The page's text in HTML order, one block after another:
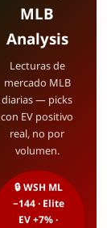
MLB
Analysis
Lecturas de
mercado MLB
diarias — picks
con EV positivo
real, no por
volumen.
🔒 WSH ML
−144 · Elite
EV +7% ·